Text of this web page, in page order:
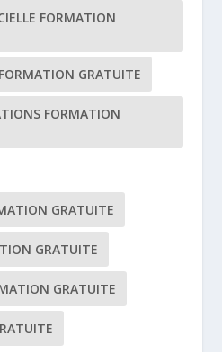
FORMATION
GRATUITE
FORMATION
GRATUITE
GRATUITE
GRATUITE